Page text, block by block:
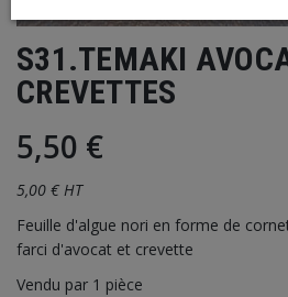
S31.TEMAKI
CREVETTES
5,50 €
5,00 € HT
Feuille d'algue nori en forme de
farci d'avocat et crevette
Vendu par 1 pièce